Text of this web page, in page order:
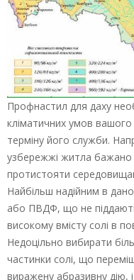
Профнастил для даху
кліматичних умов
терміну його служби.
узбережжі житла бажано
протистояти
Найбільш надійним в
або ПВДФ, що не
високому вмісту солі в
Недоцільно вибирати
частинки солі, що
виражену абразивну дію,